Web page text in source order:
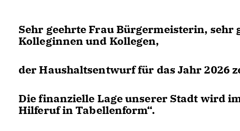
Sehr geehrte Frau Bürgermeisterin, sehr
Kolleginnen und Kollegen,
der Haushaltsentwurf für das Jahr 2026
Die finanzielle Lage unserer Stadt wird
Hilferuf in Tabellenform“.